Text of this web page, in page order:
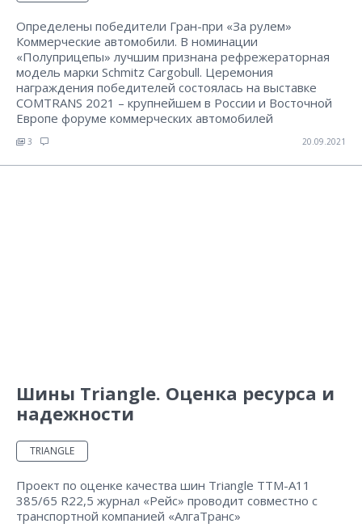
Определены победители Гран-при «За рулем»
Коммерческие автомобили. В номинации
«Полуприцепы» лучшим признана рефрежераторная
модель марки Schmitz Cargobull. Церемония
награждения победителей состоялась на выставке
COMTRANS 2021 – крупнейшем в России и Восточной
Европе форуме коммерческих автомобилей
3 20.09.2021
Шины Triangle. Оценка ресурса и
надежности
TRIANGLE
Проект по оценке качества шин Triangle TTM-A11
385/65 R22,5 журнал «Рейс» проводит совместно с
транспортной компанией «АлгаТранс»